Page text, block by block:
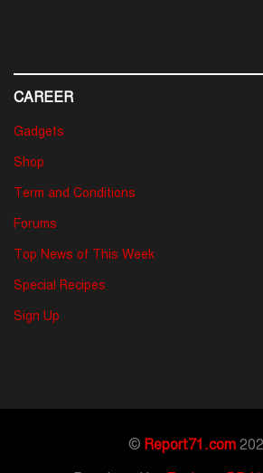
CAREER
Gadgets
Shop
Term and Conditions
Forums
Top News of This Week
Special Recipes
Sign Up
© Report71.com